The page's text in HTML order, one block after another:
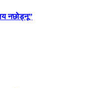
नछोड्नू”